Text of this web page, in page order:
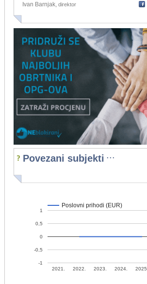
Ivan Barnjak, direktor
Povezani subjekti ...
Poslovni prihodi (EUR)
2021. 2022. 2023. 2024. 2025.
-1
-0,5
0
0,5
1